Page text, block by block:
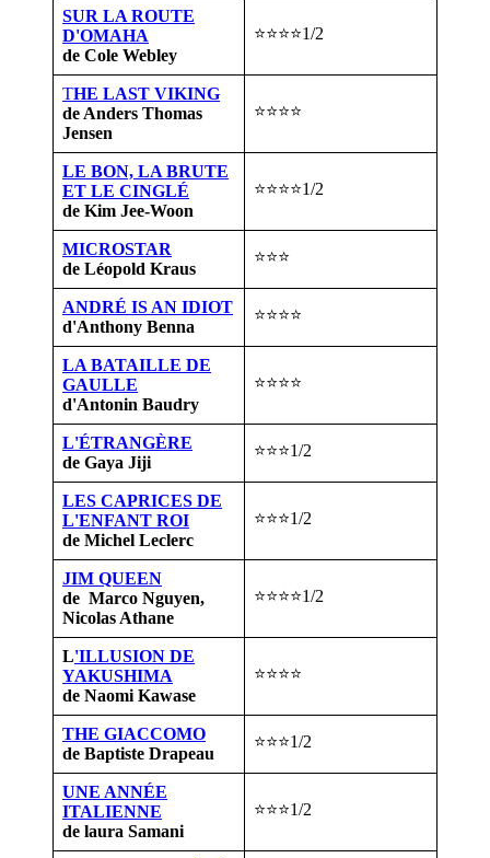
SUR LA ROUTE
D'OMAHA
de Cole Webley
⭐⭐⭐⭐1/2
THE LAST VIKING
de Anders Thomas
Jensen
⭐⭐⭐⭐
LE BON, LA BRUTE
ET LE CINGLÉ
de Kim Jee-Woon
⭐⭐⭐⭐1/2
MICROSTAR
de Léopold Kraus
⭐⭐⭐
ANDRÉ IS AN IDIOT
d'Anthony Benna
⭐⭐⭐⭐
LA BATAILLE DE
GAULLE
d'Antonin Baudry
⭐⭐⭐⭐
L'ÉTRANGÈRE
de Gaya Jiji
⭐⭐⭐1/2
LES CAPRICES DE
L'ENFANT ROI
de Michel Leclerc
⭐⭐⭐1/2
JIM QUEEN
de Marco Nguyen,
Nicolas Athane
⭐⭐⭐⭐1/2
L'ILLUSION DE
YAKUSHIMA
de Naomi Kawase
⭐⭐⭐⭐
THE GIACCOMO
de Baptiste Drapeau
⭐⭐⭐1/2
UNE ANNÉE
ITALIENNE
de laura Samani
⭐⭐⭐1/2